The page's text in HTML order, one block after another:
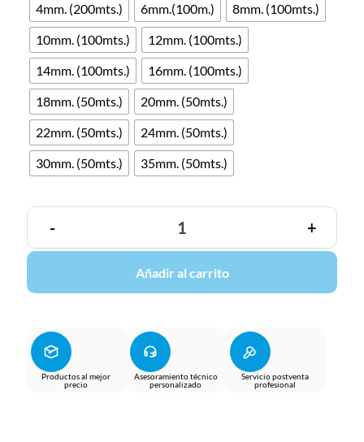
4mm. (200mts.) 6mm.(100m.)
8mm. (100mts.)
10mm. (100mts.)
12mm. (100mts.)
14mm. (100mts.)
16mm. (100mts.)
18mm. (50mts.)
20mm. (50mts.)
22mm. (50mts.)
24mm. (50mts.)
30mm. (50mts.)
35mm. (50mts.)
- +
Añadir al carrito
Productos al mejor
precio
Asesoramiento técnico
personalizado
Servicio postventa
profesional